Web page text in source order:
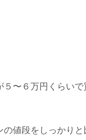
〜６万円くらいで
値段をしっかりと